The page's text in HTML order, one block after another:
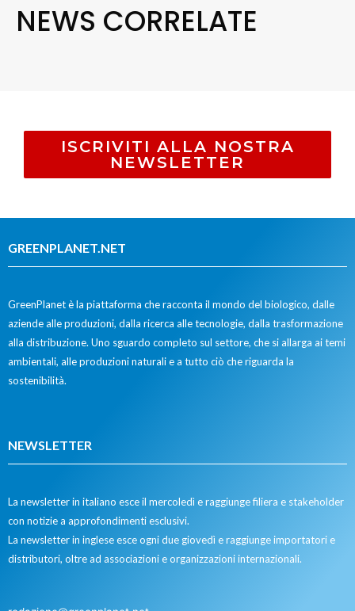
NEWS CORRELATE
ISCRIVITI ALLA NOSTRA
NEWSLETTER
GREENPLANET.NET
GreenPlanet è la piattaforma che racconta il mondo del biologico, dalle
aziende alle produzioni, dalla ricerca alle tecnologie, dalla trasformazione
alla distribuzione. Uno sguardo completo sul settore, che si allarga ai temi
ambientali, alle produzioni naturali e a tutto ciò che riguarda la
sostenibilità.
NEWSLETTER
La newsletter in italiano esce il mercoledì e raggiunge filiera e stakeholder
con notizie a approfondimenti esclusivi.
La newsletter in inglese esce ogni due giovedì e raggiunge importatori e
distributori, oltre ad associazioni e organizzazioni internazionali.